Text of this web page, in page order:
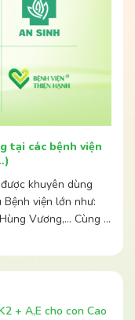
tại các bệnh viện
khuyên dùng
viện lớn như:
Vương,… Cùng …
+ A,E cho con Cao